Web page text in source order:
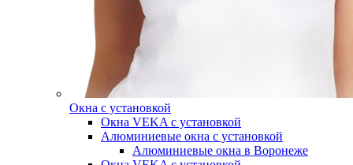
Окна с установкой
Окна VEKA с установкой
Алюминиевые окна с установкой
Алюминиевые окна в Воронеже